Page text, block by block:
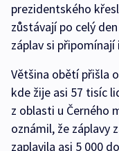
prezidentského
zůstávají po celý
záplav si
Většina obětí přišla
kde žije asi 57 tisíc
z oblasti u Černého
oznámil, že záplavy
zaplavila asi 5 000